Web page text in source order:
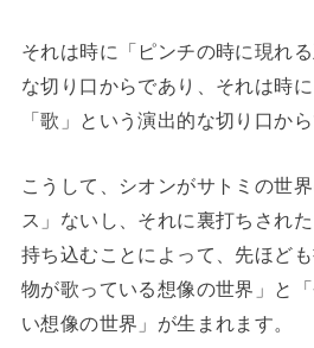
それは時に「ピンチの時に現れ
な切り口からであり、それは時
「歌」という演出的な切り口から
こうして、シオンがサトミの世
ス」ないし、それに裏打ちされ
持ち込むことによって、先ほど
物が歌っている想像の世界」と
い想像の世界」が生まれます。